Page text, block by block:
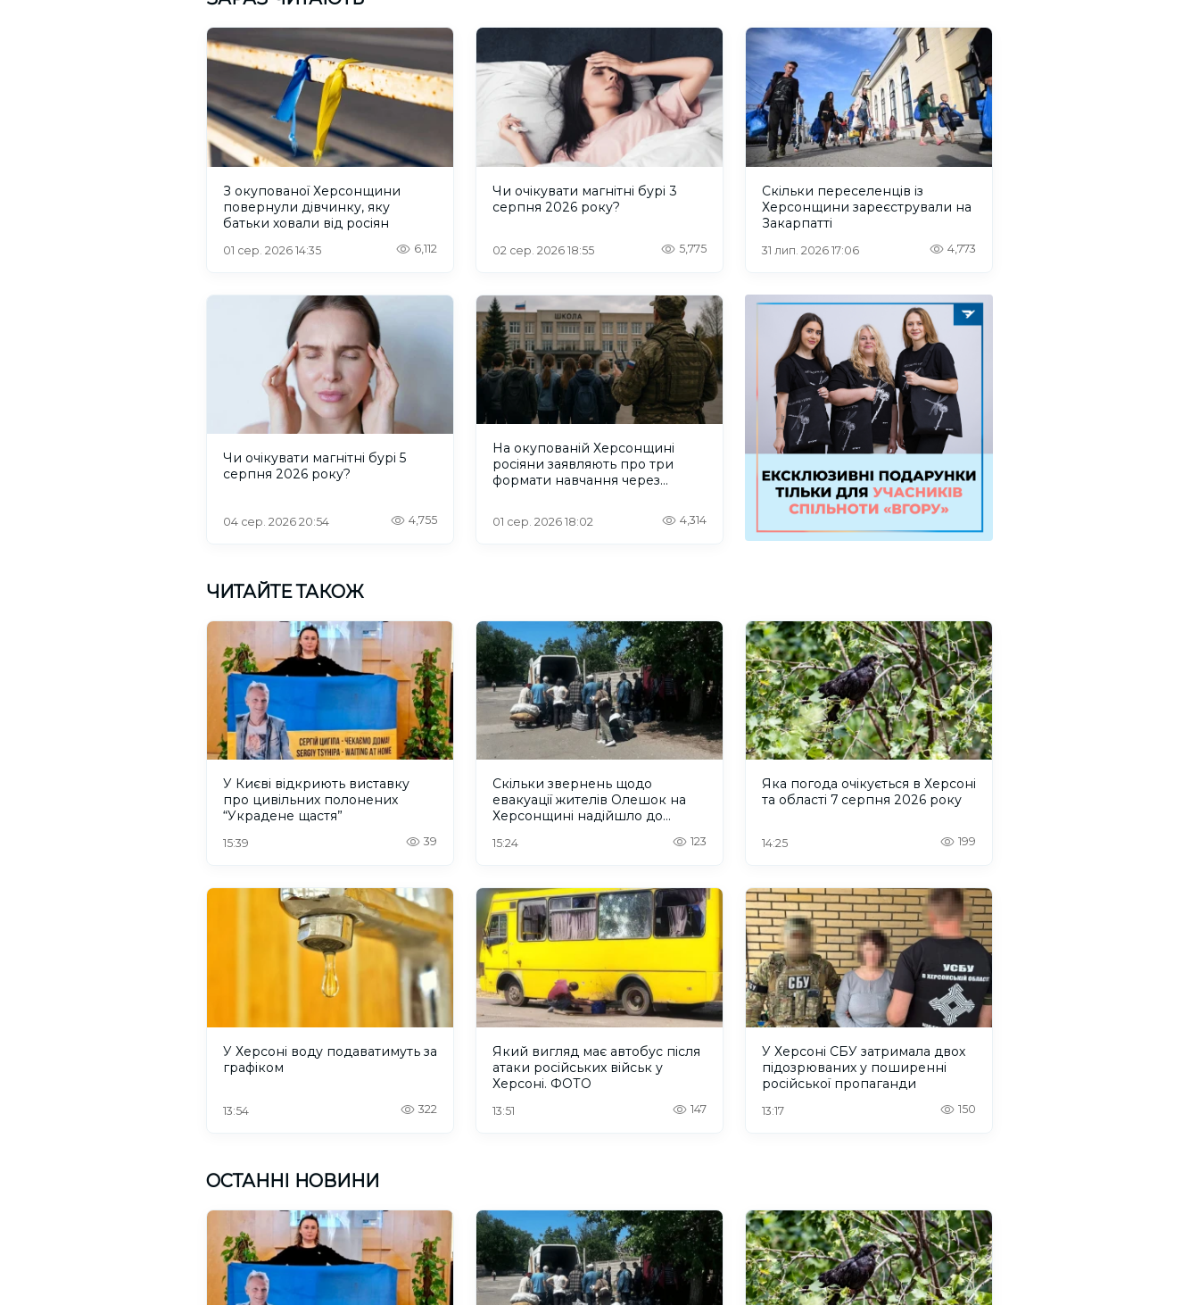
З окупованої Херсонщини
повернули дівчинку, яку
батьки ховали від росіян
01 сер. 2026 14:35 6,112
Чи очікувати магнітні бурі 3
серпня 2026 року?
02 сер. 2026 18:55 5,775
Скільки переселенців із
Херсонщини зареєстрували на
Закарпатті
31 лип. 2026 17:06 4,773
Чи очікувати магнітні бурі 5
серпня 2026 року?
04 сер. 2026 20:54 4,755
На окупованій Херсонщині
росіяни заявляють про три
формати навчання через
01 сер. 2026 18:02 4,314
ЧИТАЙТЕ ТАКОЖ
У Києві відкриють виставку
про цивільних полонених
“Украдене щастя”
15:39 39
Скільки звернень щодо
евакуації жителів Олешок на
Херсонщині надійшло до
15:24 123
Яка погода очікується в Херсоні
та області 7 серпня 2026 року
14:25 199
У Херсоні воду подаватимуть за
графіком
13:54 322
Який вигляд має автобус після
атаки російських військ у
Херсоні. ФОТО
13:51 147
У Херсоні СБУ затримала двох
підозрюваних у поширенні
російської пропаганди
13:17 150
ОСТАННІ НОВИНИ